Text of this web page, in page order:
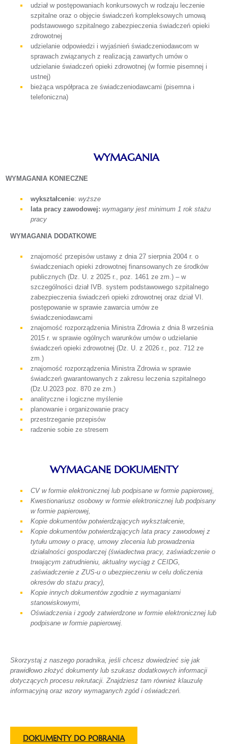
udział w postępowaniach konkursowych w rodzaju leczenie
szpitalne oraz o objęcie świadczeń kompleksowych umową
podstawowego szpitalnego zabezpieczenia świadczeń opieki
zdrowotnej
udzielanie odpowiedzi i wyjaśnień świadczeniodawcom w
sprawach związanych z realizacją zawartych umów o
udzielanie świadczeń opieki zdrowotnej (w formie pisemnej i
ustnej)
bieżąca współpraca ze świadczeniodawcami (pisemna i
telefoniczna)
WYMAGANIA
WYMAGANIA KONIECZNE
wykształcenie: wyższe
lata pracy zawodowej: wymagany jest minimum 1 rok stażu
pracy
WYMAGANIA DODATKOWE
znajomość przepisów ustawy z dnia 27 sierpnia 2004 r. o
świadczeniach opieki zdrowotnej finansowanych ze środków
publicznych (Dz. U. z 2025 r., poz. 1461 ze zm.) – w
szczególności dział IVB. system podstawowego szpitalnego
zabezpieczenia świadczeń opieki zdrowotnej oraz dział VI.
postępowanie w sprawie zawarcia umów ze
świadczeniodawcami
znajomość rozporządzenia Ministra Zdrowia z dnia 8 września
2015 r. w sprawie ogólnych warunków umów o udzielanie
świadczeń opieki zdrowotnej (Dz. U. z 2026 r., poz. 712 ze
zm.)
znajomość rozporządzenia Ministra Zdrowia w sprawie
świadczeń gwarantowanych z zakresu leczenia szpitalnego
(Dz.U.2023 poz. 870 ze zm.)
analityczne i logiczne myślenie
planowanie i organizowanie pracy
przestrzeganie przepisów
radzenie sobie ze stresem
WYMAGANE DOKUMENTY
CV w formie elektronicznej lub podpisane w formie papierowej,
Kwestionariusz osobowy w formie elektronicznej lub podpisany
w formie papierowej,
Kopie dokumentów potwierdzających wykształcenie,
Kopie dokumentów potwierdzających lata pracy zawodowej z
tytułu umowy o pracę, umowy zlecenia lub prowadzenia
działalności gospodarczej (świadectwa pracy, zaświadczenie o
trwającym zatrudnieniu, aktualny wyciąg z CEIDG,
zaświadczenie z ZUS-u o ubezpieczeniu w celu doliczenia
okresów do stażu pracy),
Kopie innych dokumentów zgodnie z wymaganiami
stanowiskowymi,
Oświadczenia i zgody zatwierdzone w formie elektronicznej lub
podpisane w formie papierowej.
Skorzystaj z naszego poradnika, jeśli chcesz dowiedzieć się jak
prawidłowo złożyć dokumenty lub szukasz dodatkowych informacji
dotyczących procesu rekrutacji. Znajdziesz tam również klauzulę
informacyjną oraz wzory wymaganych zgód i oświadczeń.
DOKUMENTYDO POBRANIA